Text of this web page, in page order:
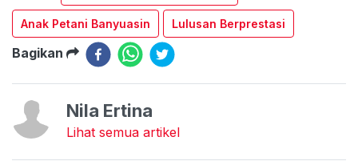
Anak Petani Banyuasin Lulusan Berprestasi
Bagikan
Nila Ertina
Lihat semua artikel